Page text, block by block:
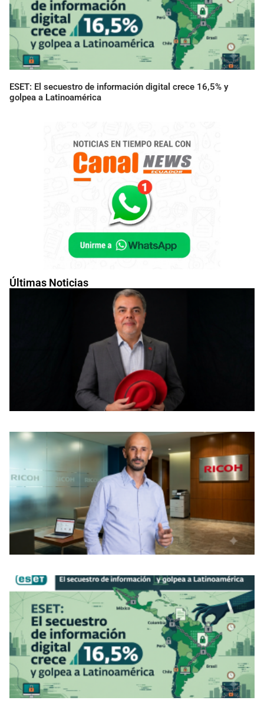
Últimas Noticias
ESET: El secuestro de información digital crece 16,5% y
golpea a Latinoamérica